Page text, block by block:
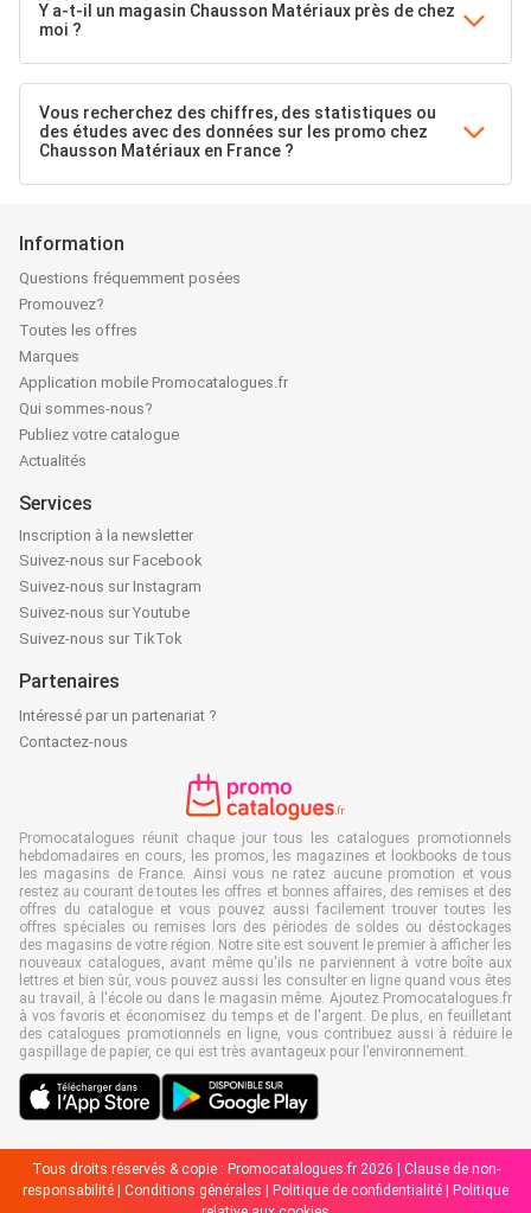
Y a-t-il un magasin Chausson Matériaux près de chez
moi ?
Vous recherchez des chiffres, des statistiques ou
des études avec des données sur les promo chez
Chausson Matériaux en France ?
Information
Questions fréquemment posées
Promouvez?
Toutes les offres
Marques
Application mobile Promocatalogues.fr
Qui sommes-nous?
Publiez votre catalogue
Actualités
Services
Inscription à la newsletter
Suivez-nous sur Facebook
Suivez-nous sur Instagram
Suivez-nous sur Youtube
Suivez-nous sur TikTok
Partenaires
Intéressé par un partenariat ?
Contactez-nous
Promocatalogues réunit chaque jour tous les catalogues promotionnels
hebdomadaires en cours, les promos, les magazines et lookbooks de tous
les magasins de France. Ainsi vous ne ratez aucune promotion et vous
restez au courant de toutes les offres et bonnes affaires, des remises et des
offres du catalogue et vous pouvez aussi facilement trouver toutes les
offres spéciales ou remises lors des périodes de soldes ou déstockages
des magasins de votre région. Notre site est souvent le premier à afficher les
nouveaux catalogues, avant même qu'ils ne parviennent à votre boîte aux
lettres et bien sûr, vous pouvez aussi les consulter en ligne quand vous êtes
au travail, à l'école ou dans le magasin même. Ajoutez Promocatalogues.fr
à vos favoris et économisez du temps et de l'argent. De plus, en feuilletant
des catalogues promotionnels en ligne, vous contribuez aussi à réduire le
gaspillage de papier, ce qui est très avantageux pour l’environnement.
Tous droits réservés & copie : Promocatalogues.fr 2026 | Clause de non-
responsabilité
Conditions générales Politique de confidentialité
Politique